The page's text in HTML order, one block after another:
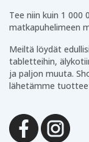
Tee niin kuin 1 000
matkapuhelimeen
Meiltä löydät
tabletteihin,
ja paljon muuta.
lähetämme